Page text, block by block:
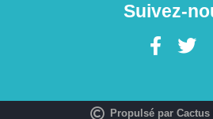
Suivez-
Propulsé par